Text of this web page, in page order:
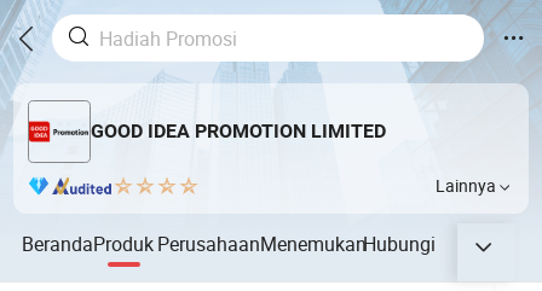
GOOD IDEA PROMOTION LIMITED
Lainnya
BerandaProdukPerusahaanMenemukanHubungi